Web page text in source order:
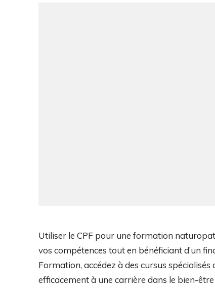
Utiliser le CPF pour une formation
vos compétences tout en bénéficiant d’un
Formation, accédez à des cursus
efficacement à une carrière dans le bien-